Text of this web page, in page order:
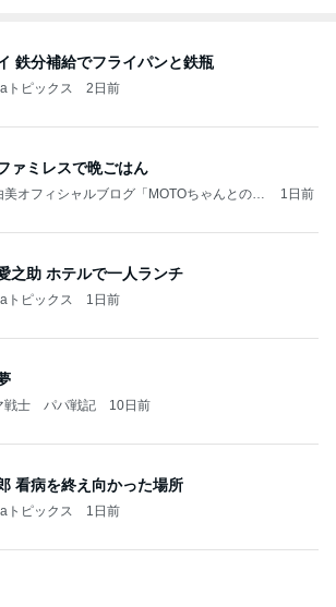
鉄分補給でフライパンと鉄瓶
トピックス 2日前
ァミレスで晩ごはん
美オフィシャルブログ「MOTOちゃんとのは
1日前
之助 ホテルで一人ランチ
トピックス 1日前
戦士 パパ戦記 10日前
看病を終え向かった場所
トピックス 1日前